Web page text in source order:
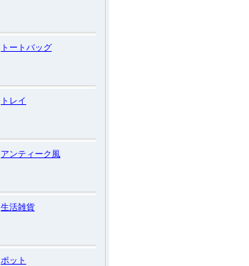
トートバッグ
トレイ
アンティーク風
生活雑貨
ポット